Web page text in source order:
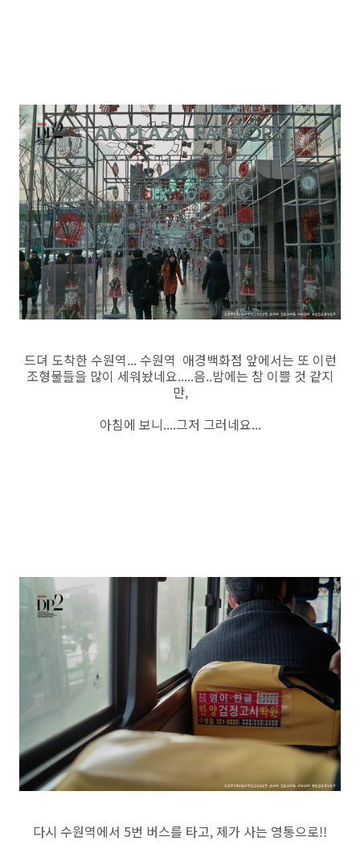
드뎌 도착한 수원역... 수원역 애경백화점 앞에서는 또 이런
조형물들을 많이 세워놨네요.....음..밤에는 참 이쁠 것 같지
만,
아침에 보니....그저 그러네요...
다시 수원역에서 5번 버스를 타고, 제가 사는 영통으로!!